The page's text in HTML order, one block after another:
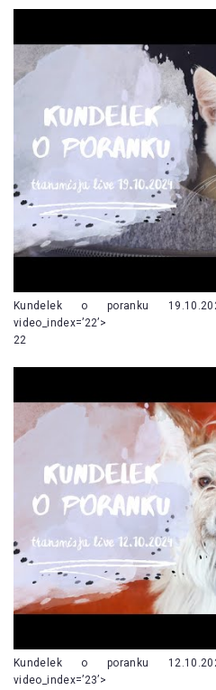
Kundelek o poranku
video_index=’22’>
22
Kundelek o poranku
video_index=’23’>